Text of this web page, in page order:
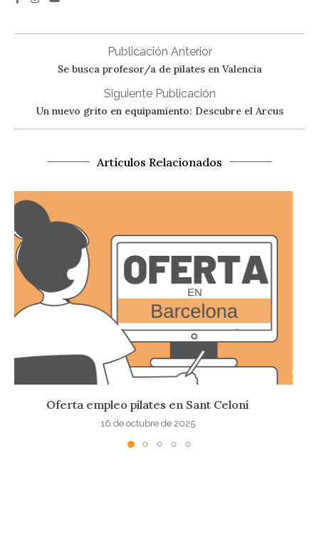
Publicación Anterior
Se busca profesor/a de pilates en Valencia
Siguiente Publicación
Un nuevo grito en equipamiento: Descubre el Arcus
Artículos Relacionados
Puesto para Instructor Pilates en Sant Cugat
8 de octubre de 2025